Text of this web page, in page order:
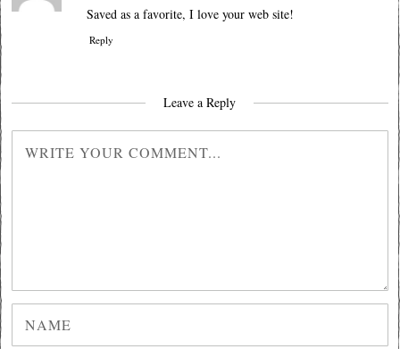
Saved as a favorite, I love your web site!
Reply
Leave a Reply